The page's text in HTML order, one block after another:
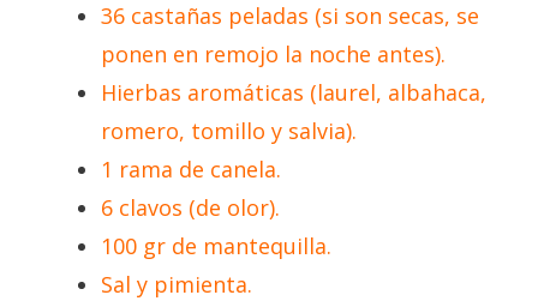
36 castañas peladas (si son secas, se
ponen en remojo la noche antes).
Hierbas aromáticas (laurel, albahaca,
romero, tomillo y salvia).
1 rama de canela.
6 clavos (de olor).
100 gr de mantequilla.
Sal y pimienta.